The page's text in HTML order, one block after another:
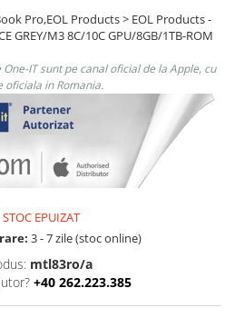
Pro,EOL Products > EOL Products -
GREY/M3 8C/10C GPU/8GB/1TB-ROM
IT sunt pe canal oficial de la Apple, cu
oficiala in Romania.
STOC EPUIZAT
3 - 7 zile (stoc online)
mtl83ro/a
+40 262.223.385